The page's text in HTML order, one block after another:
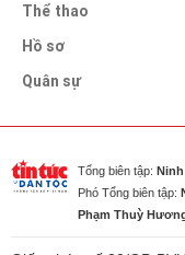
Thể thao
Hồ sơ
Quân sự
Tổng biên tập:
Phó Tổng biên tập:
Phạm Thuỳ